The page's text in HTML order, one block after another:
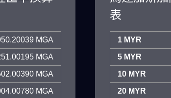
MGA
MGA
MGA
MGA
表
1 MYR
5 MYR
10 MYR
20 MYR